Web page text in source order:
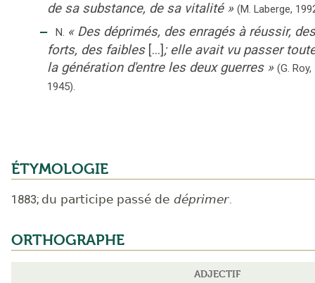
de sa substance, de sa vitalité » (M. Laberge,
‒ N. « Des déprimés, des enragés à réussir, des
forts, des faibles [...]; elle avait vu passer
la génération d'entre les deux guerres » (G. Roy,
1945).
ÉTYMOLOGIE
1883; du participe passé de déprimer.
ORTHOGRAPHE
ADJECTIF